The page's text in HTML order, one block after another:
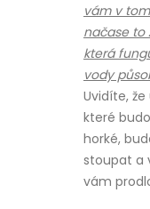
vám v
načase to
která
vody
Uvidíte,
které
horké,
stoupat a
vám